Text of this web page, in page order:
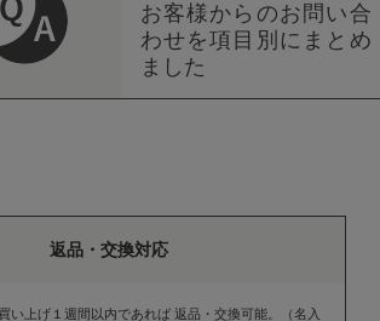
お客様からのお問い合
わせを項目別にまとめ
ました
返品・交換対応
い上げ１週間以内であれば 返品・交換可能。（名入